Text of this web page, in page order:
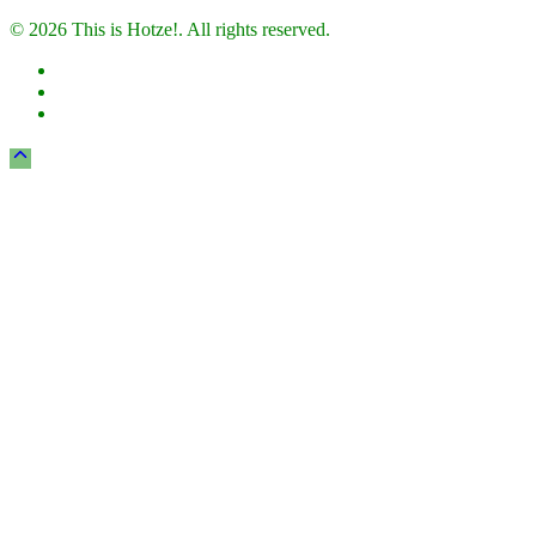
© 2026 This is Hotze!. All rights reserved.